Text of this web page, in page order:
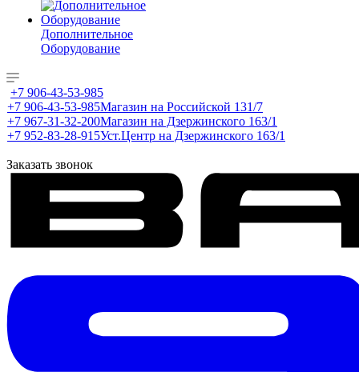
Дополнительное
Оборудование
+7 906-43-53-985
+7 906-43-53-985Магазин на Российской 131/7
+7 967-31-32-200Магазин на Дзержинского 163/1
+7 952-83-28-915Уст.Центр на Дзержинского 163/1
Заказать звонок